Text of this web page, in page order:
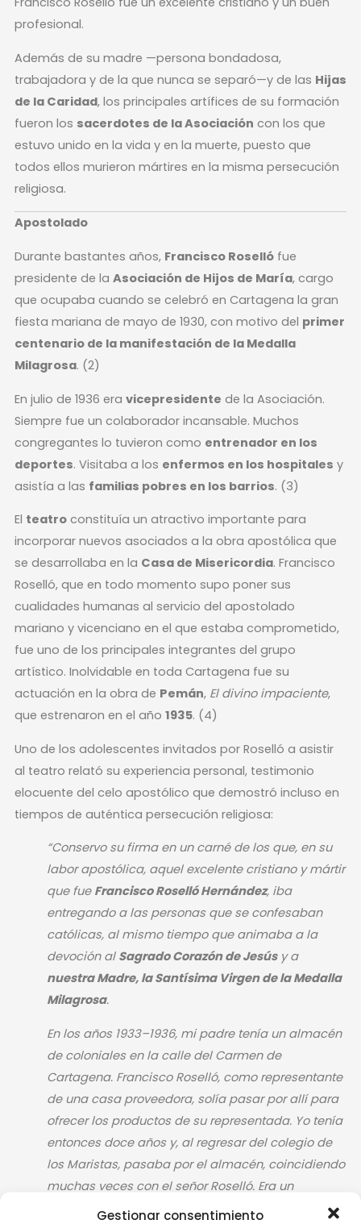
Gestionar consentimiento
profesional.
Además de su madre —persona bondadosa,
trabajadora y de la que nunca se separó—y de las Hijas
de la Caridad, los principales artífices de su formación
fueron los sacerdotes de la Asociación con los que
estuvo unido en la vida y en la muerte, puesto que
todos ellos murieron mártires en la misma persecución
religiosa.
Apostolado
Durante bastantes años, Francisco Rosellófue
presidente de la Asociación de Hijos de María, cargo
que ocupaba cuando se celebró en Cartagena la gran
fiesta mariana de mayo de 1930, con motivo del primer
centenario de la manifestación de la Medalla
Milagrosa. (2)
En julio de 1936 era vicepresidente de la Asociación.
Siempre fue un colaborador incansable. Muchos
congregantes lo tuvieron como entrenador en los
deportes. Visitaba a los enfermos en los hospitales y
asistía a las familias pobres en los barrios. (3)
El teatroconstituía un atractivo importante para
incorporar nuevos asociados a la obra apostólica que
se desarrollaba en la Casa de Misericordia. Francisco
Roselló, que en todo momento supo poner sus
cualidades humanas al servicio del apostolado
mariano y vicenciano en el que estaba comprometido,
fue uno de los principales integrantes del grupo
artístico. Inolvidable en toda Cartagena fue su
actuación en la obra de Pemán, El divino impaciente,
que estrenaron en el año 1935. (4)
Uno de los adolescentes invitados por Roselló a asistir
al teatro relató su experiencia personal, testimonio
elocuente del celo apostólico que demostró incluso en
tiempos de auténtica persecución religiosa:
“Conservo su firma en un carné de los que, en su
labor apostólica, aquel excelente cristiano y mártir
que fue Francisco Roselló Hernández, iba
entregando a las personas que se confesaban
católicas, al mismo tiempo que animaba a la
devoción al Sagrado Corazón de Jesúsy a
nuestra Madre, la Santísima Virgen de la Medalla
Milagrosa.
En los años 1933–1936, mi padre tenía un almacén
de coloniales en la calle del Carmen de
Cartagena. Francisco Roselló, como representante
de una casa proveedora, solía pasar por allí para
ofrecer los productos de su representada. Yo tenía
entonces doce años y, al regresar del colegio de
los Maristas, pasaba por el almacén, coincidiendo
muchas veces con el señor Roselló. Era un
mocetón alto, robusto y muy simpático; me